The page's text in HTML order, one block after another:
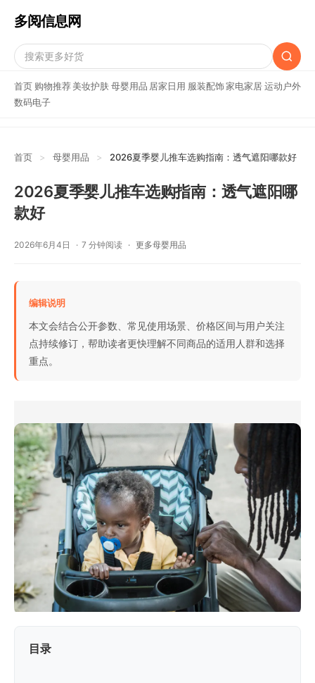
多阅信息网
首页 购物推荐 美妆护肤母婴用品 居家日用 服装配饰家电家居运动户外
数码电子
首页 > 母婴用品 > 2026夏季婴儿推车选购指南：透气遮阳哪款好
2026夏季婴儿推车选购指南：透气遮阳哪
款好
2026年6月4日 7 分钟阅读 更多母婴用品
编辑说明
本文会结合公开参数、常见使用场景、价格区间与用户关注
点持续修订，帮助读者更快理解不同商品的适用人群和选择
重点。
目录